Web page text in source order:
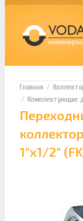
Комплектующие
1"х1/2"